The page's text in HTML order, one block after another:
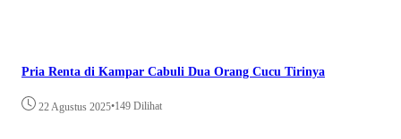
Pria Renta di Kampar Cabuli Dua Orang Cucu Tirinya
22 Agustus 2025•149 Dilihat